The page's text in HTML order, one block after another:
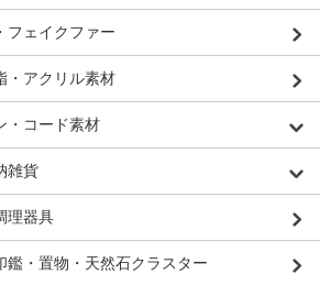
フェイクファー
・アクリル素材
・コード素材
雑貨
理器具
鑑・置物・天然石クラスター